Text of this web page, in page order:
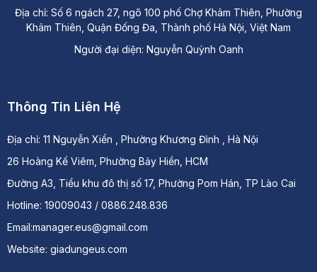
Thông Tin Liên Hệ
Địa chỉ: 11 Nguyễn Xiển , Phường Khương Đình , Hà Nội
26 Hoàng Kế Viêm, Phường Bảy Hiền, HCM
Đường A3, Tiểu khu đô thị số 17, Phường Pom Hán, TP Lào Cai
Hotline: 19009043 / 0886.248.836
Email:manager.eus@gmail.com
Website: giadungeus.com
Địa chỉ: Số 6 ngách 27, ngõ 100 phố Chợ Khâm Thiên, Phường
Khâm Thiên, Quận Đống Đa, Thành phố Hà Nội, Việt Nam
Người đại diện: Nguyễn Quỳnh Oanh